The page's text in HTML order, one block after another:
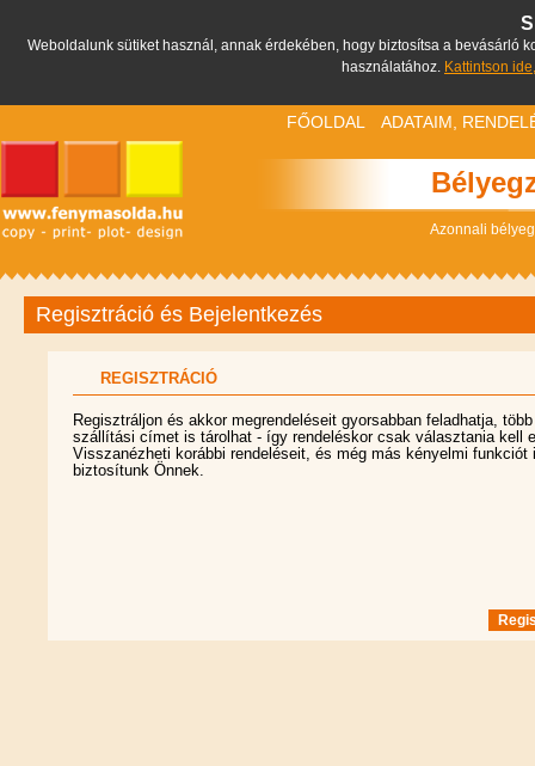
Weboldalunk sütiket használ, annak érdekében, hogy biztosítsa a bevásárló
használatához. Kattintson
Azonnali
FŐOLDAL ADATAIM,
Regisztráció és Bejelentkezés
REGISZTRÁCIÓ
Regisztráljon és akkor megrendeléseit gyorsabban feladhatja, több
szállítási címet is tárolhat - így rendeléskor csak választania kell
Visszanézheti korábbi rendeléseit, és még más kényelmi funkciót
biztosítunk Önnek.